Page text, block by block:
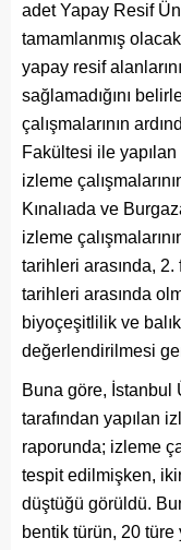
adet Yapay Resif
tamamlanmış
yapay resif
sağlamadığını
çalışmalarının
Fakültesi ile
izleme
Kınalıada ve
izleme
tarihleri arasında,
tarihleri arasında
biyoçeşitlilik ve
değerlendirilmesi
Buna göre,
tarafından yapılan
raporunda; izleme
tespit edilmişken,
düştüğü görüldü.
bentik türün, 20